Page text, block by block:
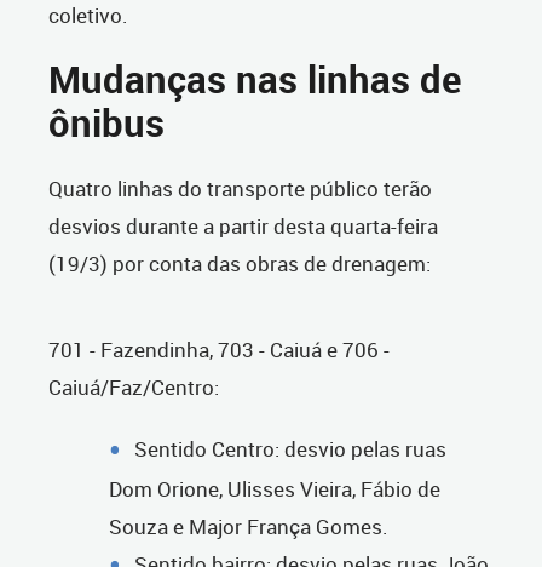
coletivo.
Mudanças nas linhas de
ônibus
Quatro linhas do transporte público terão
desvios durante a partir desta quarta-feira
(19/3) por conta das obras de drenagem:
701 - Fazendinha, 703 - Caiuá e 706 -
Caiuá/Faz/Centro:
Sentido Centro: desvio pelas ruas
Dom Orione, Ulisses Vieira, Fábio de
Souza e Major França Gomes.